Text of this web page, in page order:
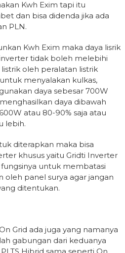
Kwh Exim tapi itu
dan bisa didenda jika ada
PLN.
Kwh Exim maka daya lisrik
tidak boleh melebihi
oleh peralatan listrik
menyalakan kulkas,
daya sebesar 700W
daya dibawah
atau 80-90% saja atau
lebih.
diterapkan maka bisa
khusus yaitu Gridti Inverter
untuk membatasi
oleh panel surya agar jangan
ditentukan.
Grid ada juga yang namanya
gabungan dari keduanya